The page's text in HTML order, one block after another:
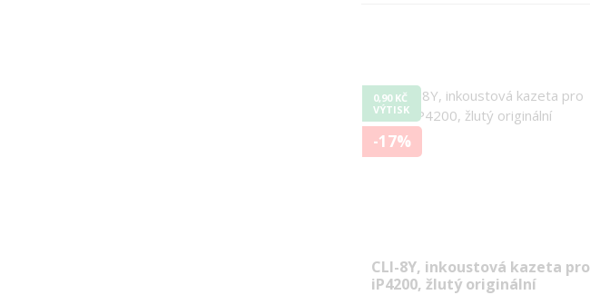
0,90 KČ
VÝTISK
-17%
CLI-8Y, inkoustová kazeta pro
iP4200, žlutý originální